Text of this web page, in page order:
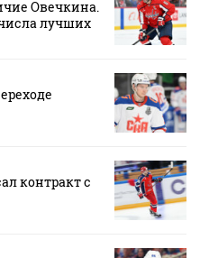
Овечкина.
лучших
контракт с